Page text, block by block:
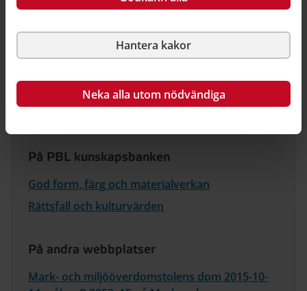
Hantera kakor
Neka alla utom nödvändiga
3853–15.
På PBL kunskapsbanken kan du läsa mer om rättsfall.
Du hittar länken i "Relaterad information".
På PBL kunskapsbanken
God form, färg och materialverkan
Rättsfall och kulturvärden
På andra webbplatser
Mark- och miljööverdomstolens dom 2015-10-